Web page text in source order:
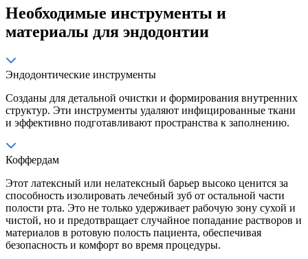
Необходимые инструменты и
материалы для эндодонтии
Эндодонтические инструменты
Созданы для детальной очистки и формирования внутренних
структур. Эти инструменты удаляют инфицированные ткани
и эффективно подготавливают пространства к заполнению.
Коффердам
Этот латексный или нелатексный барьер высоко ценится за
способность изолировать лечебный зуб от остальной части
полости рта. Это не только удерживает рабочую зону сухой и
чистой, но и предотвращает случайное попадание растворов и
материалов в ротовую полость пациента, обеспечивая
безопасность и комфорт во время процедуры.